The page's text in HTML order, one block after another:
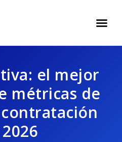
el mejor
métricas de